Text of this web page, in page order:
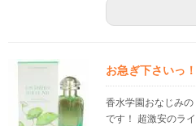
お急ぎ下さいっ
香水学園おなじみ
です！ 超激安のラ